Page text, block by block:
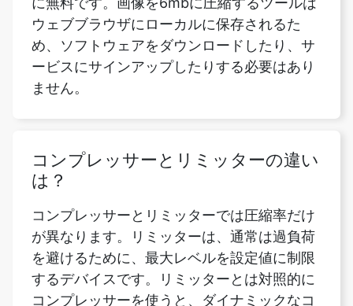
ません。
コンプレッサーとリミッターの違い
コンプレッサーとリミッターでは圧縮率だけ
が異なります。リミッターは、通常は過負荷
を避けるために、最大レベルを設定値に制限
するデバイスです。リミッターとは対照的に
コンプレッサーを使うと、ダイナミックなコ
ントロールが控えめで、よりクリエイティブ
なダイナミックコントロールができ、圧縮率
も低くなることが多いです。